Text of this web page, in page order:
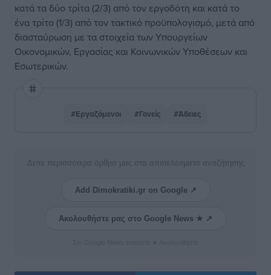
κατά τα δύο τρίτα (2/3) από τον εργοδότη και κατά το
ένα τρίτο (1/3) από τον τακτικό προϋπολογισμό, μετά από
διασταύρωση με τα στοιχεία των Υπουργείων
Οικονομικών, Εργασίας και Κοινωνικών Υποθέσεων και
Εσωτερικών.
#Εργαζόμενοι #Γονείς #Άδειες
Δείτε περισσότερα άρθρα μας στα αποτελέσματα αναζήτησης
Add Dimokratiki.gr on Google ↗
Ακολουθήστε μας στο Google News ★ ↗